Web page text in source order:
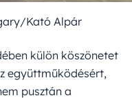
Kató Alpár
külön köszönetet
együttműködésért,
pusztán a